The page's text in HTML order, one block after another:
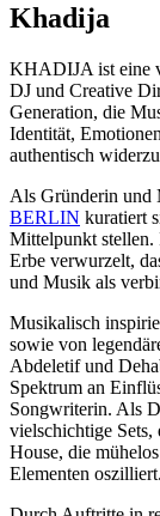
Khadija
KHADIJA ist eine
DJ und Creative
Generation, die
Identität,
authentisch
Als Gründerin und
BERLIN kuratiert
Mittelpunkt stellen.
Erbe verwurzelt,
und Musik als
Musikalisch
sowie von
Abdeletif und
Spektrum an
Songwriterin. Als
vielschichtige Sets,
House, die
Elementen oszilliert.